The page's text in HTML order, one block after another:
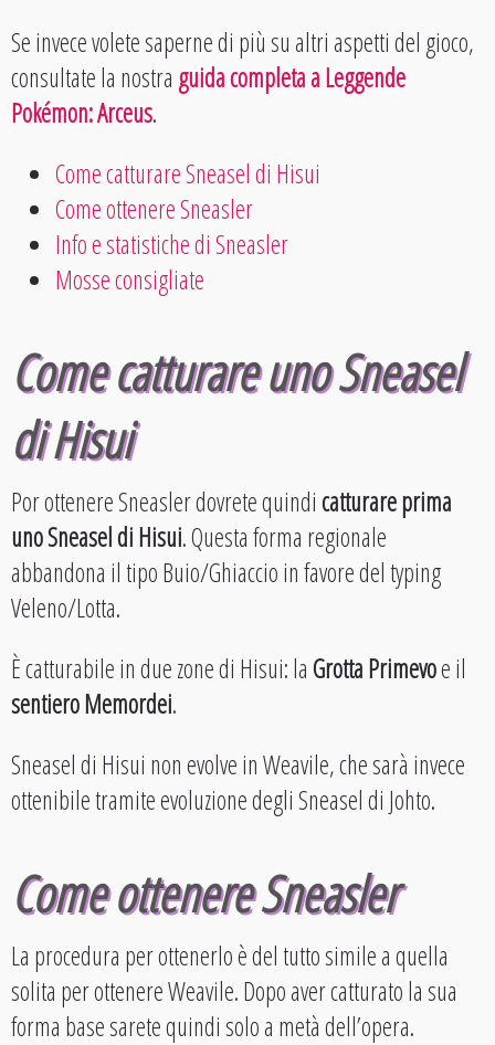
Se invece volete saperne di più su altri aspetti del gioco,
consultate la nostra guida completa a Leggende
Pokémon: Arceus.
Come catturare Sneasel di Hisui
Come ottenere Sneasler
Info e statistiche di Sneasler
Mosse consigliate
Come catturare uno Sneasel
di Hisui
Por ottenere Sneasler dovrete quindicatturare prima
uno Sneasel di Hisui. Questa forma regionale
abbandona il tipo Buio/Ghiaccio in favore del typing
Veleno/Lotta.
È catturabile in due zone di Hisui: laGrotta Primevoe il
sentiero Memordei.
Sneasel di Hisui non evolve in Weavile, che sarà invece
ottenibile tramite evoluzione degli Sneasel di Johto.
Come ottenere Sneasler
La procedura per ottenerlo è del tutto simile a quella
solita per ottenere Weavile. Dopo aver catturato la sua
forma base sarete quindi solo a metà dell’opera.